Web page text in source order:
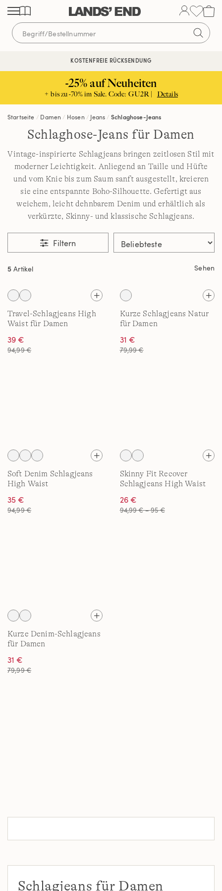
Direkt
zum
Inhalt
Direkt
zur
Navigation
Direkt
zur
Suche
KOSTENLOSE LIEFERUNG AB 120€ | VERTRAUEN SEIT 1963
KOSTENFREIE RÜCKSENDUNG
-25% auf Neuheiten
+ bis zu -70% im Sale. Code: GU2R | Details
Startseite Damen Hosen Jeans Schlaghose-Jeans
Schlaghose-Jeans für Damen
Vintage-inspirierte Schlagjeans bringen zeitlosen Stil mit
moderner Leichtigkeit. Anliegend an Taille und Hüfte
und vom Knie bis zum Saum sanft ausgestellt, kreieren
sie eine entspannte Boho-Silhouette. Gefertigt aus
weichem, leicht dehnbarem Denim und erhältlich als
verkürzte, Skinny- und klassische Schlagjeans.
Filtern
5 Artikel Sehen
Travel-Schlagjeans High
Waist für Damen
39 €
94,99 €
Kurze Schlagjeans Natur
für Damen
31 €
79,99 €
Soft Denim Schlagjeans
High Waist
35 €
94,99 €
Skinny Fit Recover
Schlagjeans High Waist
26 €
94,99 € – 95 €
Kurze Denim-Schlagjeans
für Damen
31 €
79,99 €
Schlagjeans für Damen